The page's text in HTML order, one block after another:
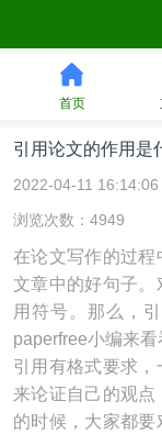
首页
引用论文的作用是
2022-04-11 16:14:06
浏览次数：4949
在论文写作的过程
文章中的好句子。
用符号。那么，
paperfree小编来看
引用有格式要求，
来论证自己的观点
的时候，大家都